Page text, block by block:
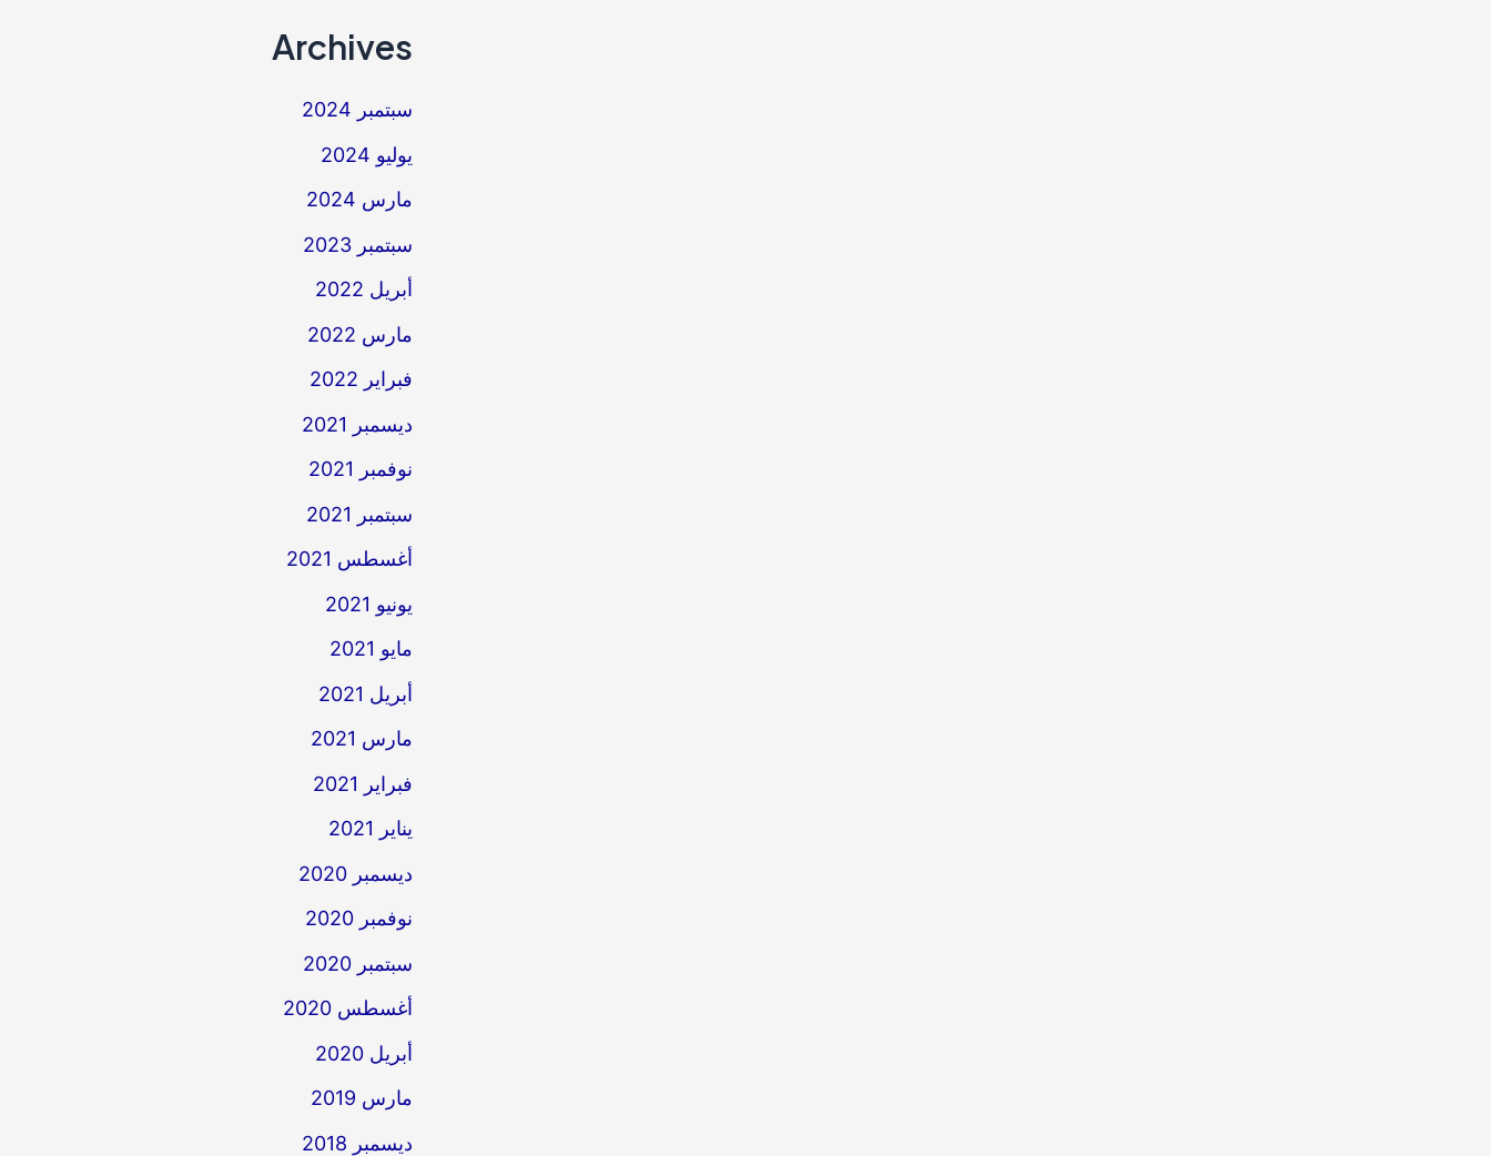
Archives
سبتمبر 2024
يوليو 2024
مارس 2024
سبتمبر 2023
أبريل 2022
مارس 2022
فبراير 2022
ديسمبر 2021
نوفمبر 2021
سبتمبر 2021
أغسطس 2021
يونيو 2021
مايو 2021
أبريل 2021
مارس 2021
فبراير 2021
يناير 2021
ديسمبر 2020
نوفمبر 2020
سبتمبر 2020
أغسطس 2020
أبريل 2020
مارس 2019
ديسمبر 2018